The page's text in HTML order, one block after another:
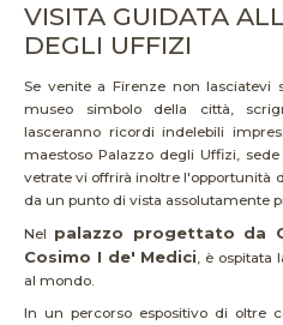
VISITA GUIDATA
DEGLI UFFIZI
Se venite a Firenze non lasciatevi
museo simbolo della città,
lasceranno ricordi indelebili
maestoso Palazzo degli Uffizi,
vetrate vi offrirà inoltre l'opportunità
da un punto di vista assolutamente
Nel palazzo progettato da
Cosimo I de' Medici, è ospitata
al mondo.
In un percorso espositivo di oltre